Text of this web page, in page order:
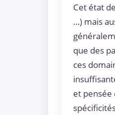
Cet état
…) mais
que des
ces
et pensée